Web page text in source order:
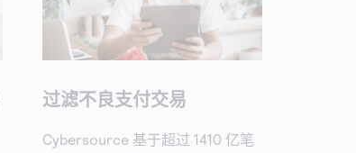
过滤不良支付交易
Cybersource 基于超过 1410 亿笔